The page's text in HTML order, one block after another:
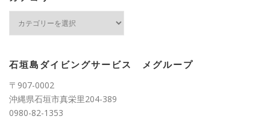
ー
石垣島ダイビングサービス メグループ
〒907-0002
沖縄県石垣市真栄里204-389
0980-82-1353